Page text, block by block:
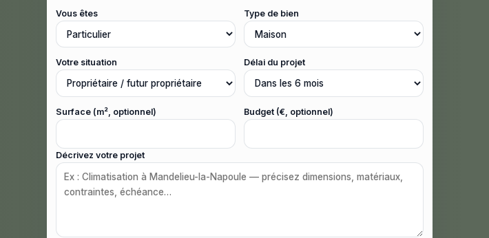
Vous êtes Type de bien
Votre situation Délai du projet
Surface (m², optionnel) Budget (€, optionnel)
Décrivez votre projet